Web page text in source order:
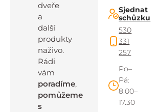
dveře
a
další
produkty
naživo.
Rádi
vám
poradíme,
pomůžeme
s
Sjednat
schůzku
530
331
257
Po–
Pá:
8.00–
17.30